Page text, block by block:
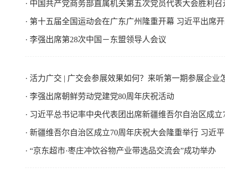
· 中国共产党商务部直属机关第五次党员代表大会胜利召
· 第十五届全国运动会在广东广州隆重开幕 习近平出席
· 李强出席第28次中国－东盟领导人会议
· 活力广交 | 广交会参展效果如何？来听第一期参展企业
· 李强出席朝鲜劳动党建党80周年庆祝活动
· 习近平总书记率中央代表团出席新疆维吾尔自治区成
· 新疆维吾尔自治区成立70周年庆祝大会隆重举行 习近
· “京东超市·枣庄冲饮谷物产业带选品交流会”成功举办